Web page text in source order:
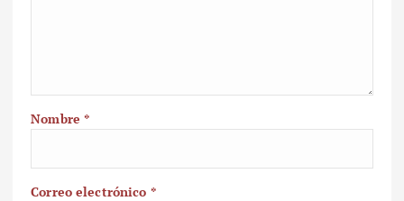
Nombre*
Correo electrónico *